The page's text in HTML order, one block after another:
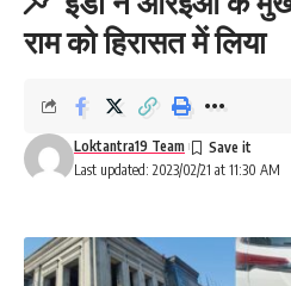
राम को हिरासत में लिया
Last updated: 2023/02/21 at 11:30 AM
Loktantra19 Team